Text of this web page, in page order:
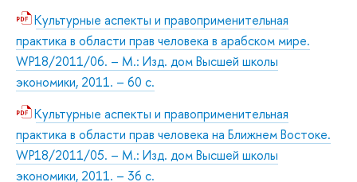
Культурные аспекты и правоприменительная
практика в области прав человека в арабском мире.
WP18/2011/06. – М.: Изд. дом Высшей школы
экономики, 2011. – 60 с.
Культурные аспекты и правоприменительная
практика в области прав человека на Ближнем Востоке.
WP18/2011/05. – М.: Изд. дом Высшей школы
экономики, 2011. – 36 с.